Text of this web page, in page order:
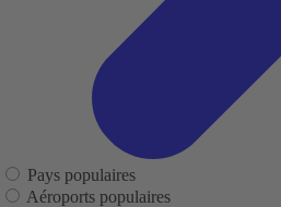
Pays populaires
Aéroports populaires